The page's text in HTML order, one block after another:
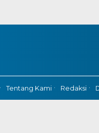
Tentang Kami Redaksi